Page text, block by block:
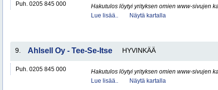
Puh. 0205 845 000
Hakutulos löytyi yrityksen omien www-sivujen
Lue lisää..
Näytä kartalla
9. Ahlsell Oy - Tee-Se-Itse HYVINKÄÄ
Puh. 0205 845 000
Hakutulos löytyi yrityksen omien www-sivujen
Lue lisää..
Näytä kartalla